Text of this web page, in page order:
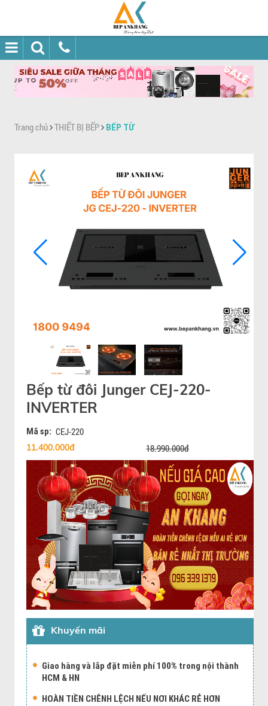
Trang chủ THIẾT BỊ BẾP BẾP TỪ
Bếp từ đôi Junger CEJ-220-
INVERTER
Mã sp: CEJ-220
11.400.000đ 18.990.000đ
Khuyến mãi
Giao hàng và lắp đặt miễn phí 100% trong nội thành
HCM & HN
HOÀN TIỀN CHÊNH LỆCH NẾU NƠI KHÁC RẺ HƠN